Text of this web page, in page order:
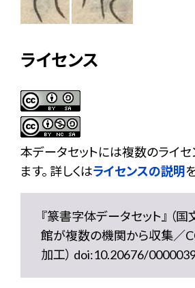
ライセンス
本データセットには複数のライ
ます。 詳しくはライセンスの説明
『篆書字体データセット』 （
館が複数の機関から収集／
加工） doi:10.20676/